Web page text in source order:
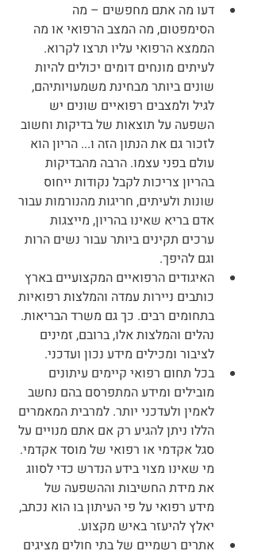
דעו מה אתם מחפשים – מה
הסימפטום, מה המצב הרפואי או מה
הממצא הרפואי עליו תרצו לקרוא.
לעיתים מונחים דומים יכולים להיות
שונים ביותר מבחינת משמעויותיהם,
לגיל ולמצבים רפואיים שונים יש
השפעה על תוצאות של בדיקות וחשוב
לזכור גם את הנתון הזה ו... הריון הוא
עולם בפני עצמו. הרבה מהבדיקות
בהריון צריכות לקבל נקודות ייחוס
שונות ולעיתים, חריגות מהנורמות עבור
אדם בריא שאינו בהריון, מייצגות
ערכים תקינים ביותר עבור נשים הרות
וגם להיפך.
האיגודים הרפואיים המקצועיים בארץ
כותבים ניירות עמדה והמלצות רפואיות
בתחומים רבים. כך גם משרד הבריאות.
נהלים והמלצות אלו, ברובם, זמינים
לציבור ומכילים מידע נכון ועדכני.
בכל תחום רפואי קיימים עיתונים
מובילים ומידע המתפרסם בהם נחשב
לאמין ולעדכני יותר. למרבית המאמרים
הללו ניתן להגיע רק אם אתם מנויים על
סגל אקדמי או רפואי של מוסד אקדמי.
מי שאינו מצוי בידע הנדרש כדי לסווג
את מידת החשיבות וההשפעה של
מידע רפואי על פי העיתון בו הוא נכתב,
יאלץ להיעזר באיש מקצוע.
אתרים רשמיים של בתי חולים מציגים